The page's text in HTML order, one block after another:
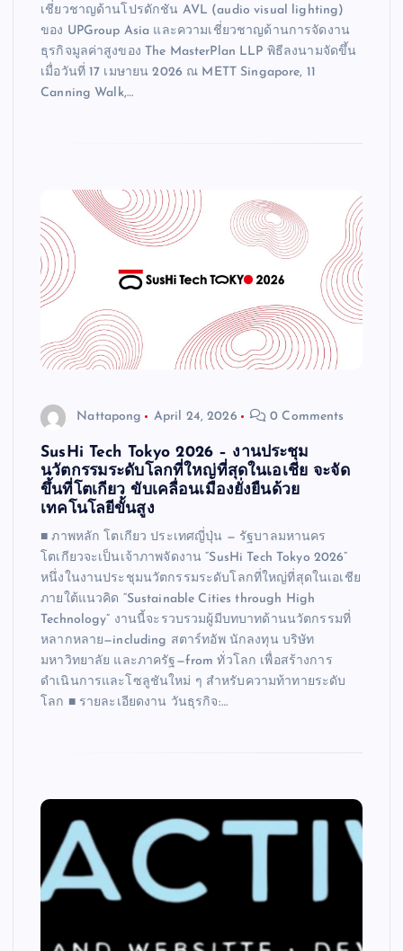
เชี่ยวชาญด้านโปรดักชัน AVL (audio visual lighting)
ของ UPGroup Asia และความเชี่ยวชาญด้านการจัดงาน
ธุรกิจมูลค่าสูงของ The MasterPlan LLP พิธีลงนามจัดขึ้น
เมื่อวันที่ 17 เมษายน 2026 ณ METT Singapore, 11
Canning Walk,…
Nattapong April 24, 2026 0 Comments
SusHi Tech Tokyo 2026 – งานประชุม
นวัตกรรมระดับโลกที่ใหญ่ที่สุดในเอเชีย จะจัด
ขึ้นที่โตเกียว ขับเคลื่อนเมืองยั่งยืนด้วย
เทคโนโลยีขั้นสูง
■ ภาพหลัก โตเกียว ประเทศญี่ปุ่น — รัฐบาลมหานคร
โตเกียวจะเป็นเจ้าภาพจัดงาน “SusHi Tech Tokyo 2026”
หนึ่งในงานประชุมนวัตกรรมระดับโลกที่ใหญ่ที่สุดในเอเชีย
ภายใต้แนวคิด “Sustainable Cities through High
Technology” งานนี้จะรวบรวมผู้มีบทบาทด้านนวัตกรรมที่
หลากหลาย—including สตาร์ทอัพ นักลงทุน บริษัท
มหาวิทยาลัย และภาครัฐ—from ทั่วโลก เพื่อสร้างการ
ดำเนินการและโซลูชันใหม่ ๆ สำหรับความท้าทายระดับ
โลก ■ รายละเอียดงาน วันธุรกิจ:…